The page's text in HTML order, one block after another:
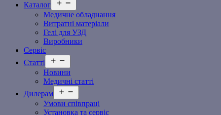
Каталог
меню
Медичне обладнання
Витратні матеріали
Гелі для УЗД
Виробники
Сервіс
Статті
меню
Новини
Медичні статті
Дилерам
меню
Умови співпраці
Установка та сервіс